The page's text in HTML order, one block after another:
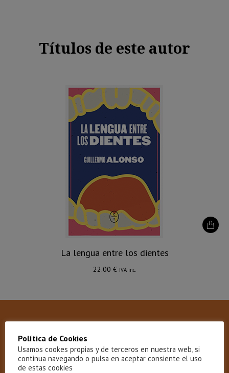
Títulos de este autor
La lengua entre los dientes
22.00 € IVA inc.
Reseñas
Política de Cookies
Usamos cookes propias y de terceros en nuestra web, si
continua navegando o pulsa en aceptar consiente el uso
de estas cookies